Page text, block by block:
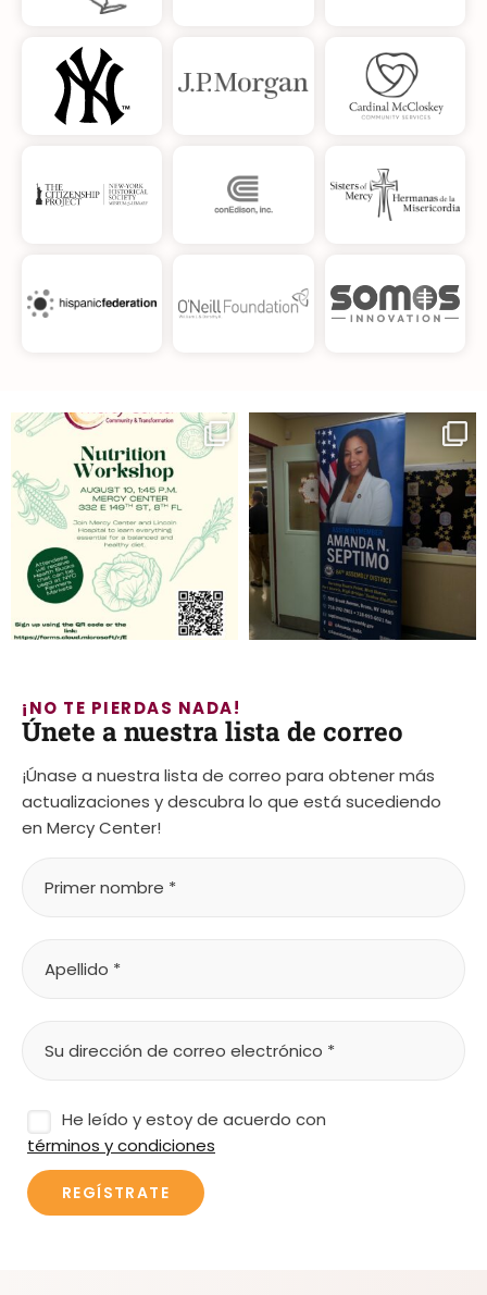
¡NO TE PIERDAS NADA!
Únete a nuestra lista de correo
¡Únase a nuestra lista de correo para obtener más
actualizaciones y descubra lo que está sucediendo
en Mercy Center!
He leído y estoy de acuerdo con
términos y condiciones